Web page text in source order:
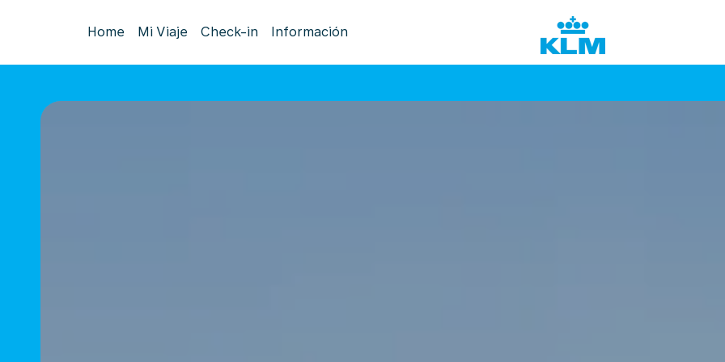
Home Mi Viaje Check-in Información